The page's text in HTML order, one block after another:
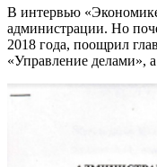
В интервью
администрации. Но
2018 года, поощрил
«Управление делами»,